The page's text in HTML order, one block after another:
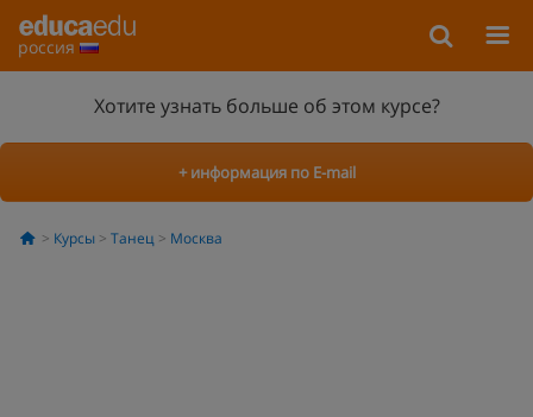
россия
Хотите узнать больше об этом курсе?
+ информация по E-mail
Курсы Танец Москва